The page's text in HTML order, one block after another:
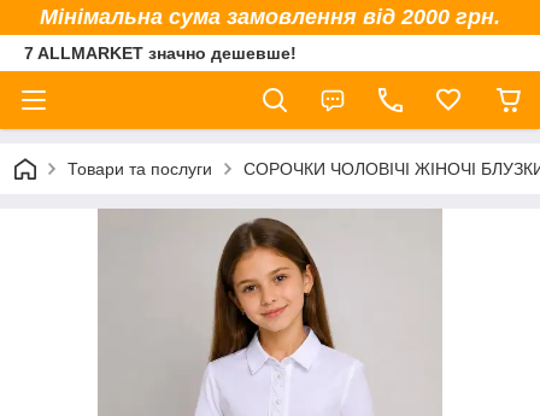
Мінімальна сума замовлення від 2000 грн.
7 ALLMARKET значно дешевше!
Товари та послуги СОРОЧКИ ЧОЛОВІЧІ ЖІНОЧІ